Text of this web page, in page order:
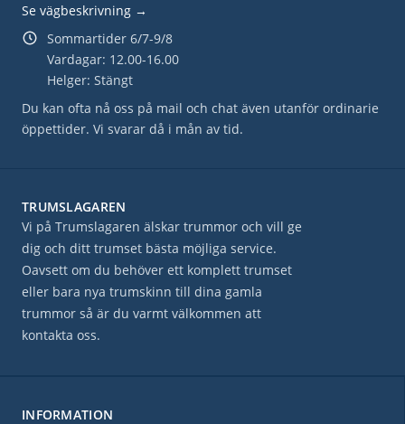
Se vägbeskrivning →
Sommartider 6/7-9/8
Vardagar: 12.00-16.00
Helger: Stängt
Du kan ofta nå oss på mail och chat även utanför ordinarie
öppettider. Vi svarar då i mån av tid.
TRUMSLAGAREN
Vi på Trumslagaren älskar trummor och vill ge
dig och ditt trumset bästa möjliga service.
Oavsett om du behöver ett komplett trumset
eller bara nya trumskinn till dina gamla
trummor så är du varmt välkommen att
kontakta oss.
INFORMATION